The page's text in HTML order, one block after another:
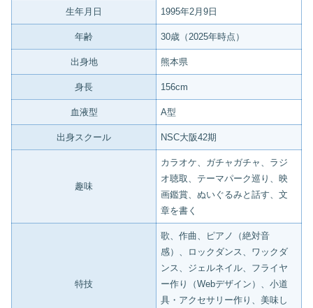
生年月日 1995年2月9日
年齢 30歳（2025年時点）
出身地 熊本県
身長 156cm
血液型 A型
出身スクール NSC大阪42期
趣味
カラオケ、ガチャガチャ、ラジ
オ聴取、テーマパーク巡り、映
画鑑賞、ぬいぐるみと話す、文
章を書く
特技
歌、作曲、ピアノ（絶対音
感）、ロックダンス、ワックダ
ンス、ジェルネイル、フライヤ
ー作り（Webデザイン）、小道
具・アクセサリー作り、美味し